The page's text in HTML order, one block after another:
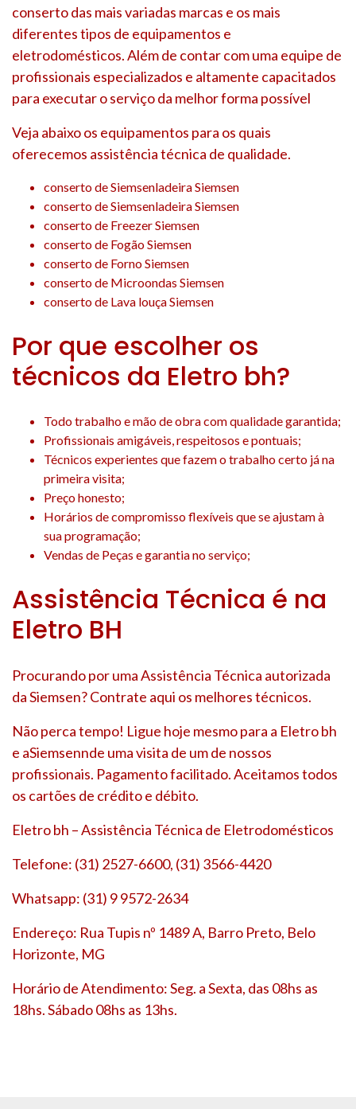
conserto das mais variadas marcas e os mais
diferentes tipos de equipamentos e
eletrodomésticos. Além de contar com uma equipe de
profissionais especializados e altamente capacitados
para executar o serviço da melhor forma possível
Veja abaixo os equipamentos para os quais
oferecemos assistência técnica de qualidade.
conserto de Siemsenladeira Siemsen
conserto de Siemsenladeira Siemsen
conserto de Freezer Siemsen
conserto de Fogão Siemsen
conserto de Forno Siemsen
conserto de Microondas Siemsen
conserto de Lava louça Siemsen
Por que escolher os
técnicos da Eletro bh?
Todo trabalho e mão de obra com qualidade garantida;
Profissionais amigáveis, respeitosos e pontuais;
Técnicos experientes que fazem o trabalho certo já na
primeira visita;
Preço honesto;
Horários de compromisso flexíveis que se ajustam à
sua programação;
Vendas de Peças e garantia no serviço;
Assistência Técnica é na
Eletro BH
Procurando por uma Assistência Técnica autorizada
da Siemsen? Contrate aqui os melhores técnicos.
Não perca tempo! Ligue hoje mesmo para a Eletro bh
e aSiemsennde uma visita de um de nossos
profissionais. Pagamento facilitado. Aceitamos todos
os cartões de crédito e débito.
Eletro bh – Assistência Técnica de Eletrodomésticos
Telefone: (31) 2527-6600, (31) 3566-4420
Whatsapp: (31) 9 9572-2634
Endereço: Rua Tupis nº 1489 A, Barro Preto, Belo
Horizonte, MG
Horário de Atendimento: Seg. a Sexta, das 08hs as
18hs. Sábado 08hs as 13hs.